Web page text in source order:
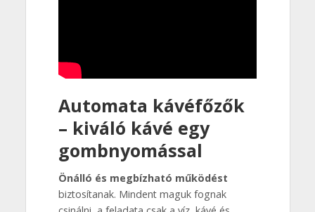
Automata kávéfőzők
– kiváló kávé egy
gombnyomással
Önálló és megbízható működést
biztosítanak. Mindent maguk fognak